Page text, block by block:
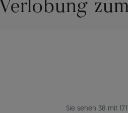
Verlobung
Sie sehen 38 mit